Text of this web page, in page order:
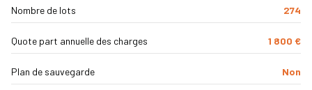
Nombre de lots 274
Quote part annuelle des charges 1 800 €
Plan de sauvegarde Non